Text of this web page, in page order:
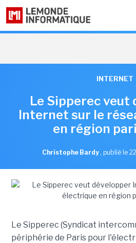
INTERNET
Le Sipperec veut
Internet sur le
en région
Christophe Bardy , publié le
Le Sipperec (Syndicat
périphérie de Paris pour